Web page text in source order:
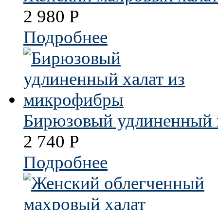
2 980 Р
Подробнее
Бирюзовый удлиненный
2 740 Р
Подробнее